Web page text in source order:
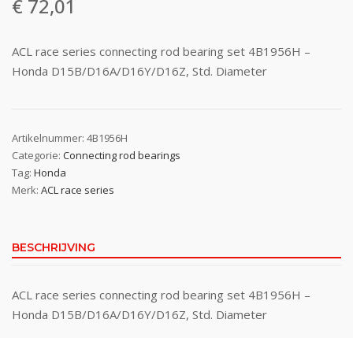
€ 72,01
ACL race series connecting rod bearing set 4B1956H –
Honda D15B/D16A/D16Y/D16Z, Std. Diameter
Artikelnummer: 4B1956H
Categorie: Connecting rod bearings
Tag: Honda
Merk: ACL race series
BESCHRIJVING
ACL race series connecting rod bearing set 4B1956H –
Honda D15B/D16A/D16Y/D16Z, Std. Diameter